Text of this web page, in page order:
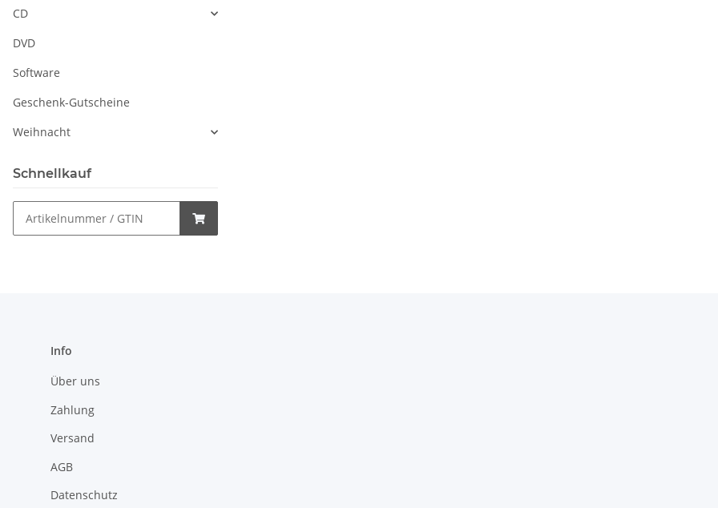
CD
DVD
Software
Geschenk-Gutscheine
Weihnacht
Schnellkauf
Info
Über uns
Zahlung
Versand
AGB
Datenschutz